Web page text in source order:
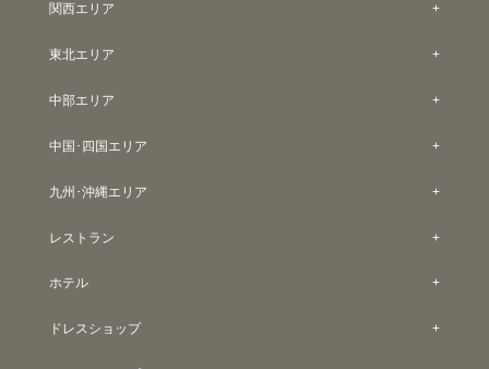
関西エリア
東北エリア
中部エリア
中国･四国エリア
九州･沖縄エリア
レストラン
ホテル
ドレスショップ